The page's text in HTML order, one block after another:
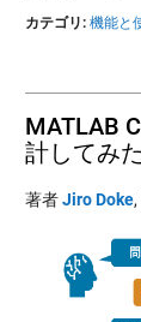
カテゴリ: 機能と
MATLAB
計してみた
著者Jiro Doke,